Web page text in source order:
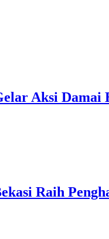
Aksi Damai
Raih